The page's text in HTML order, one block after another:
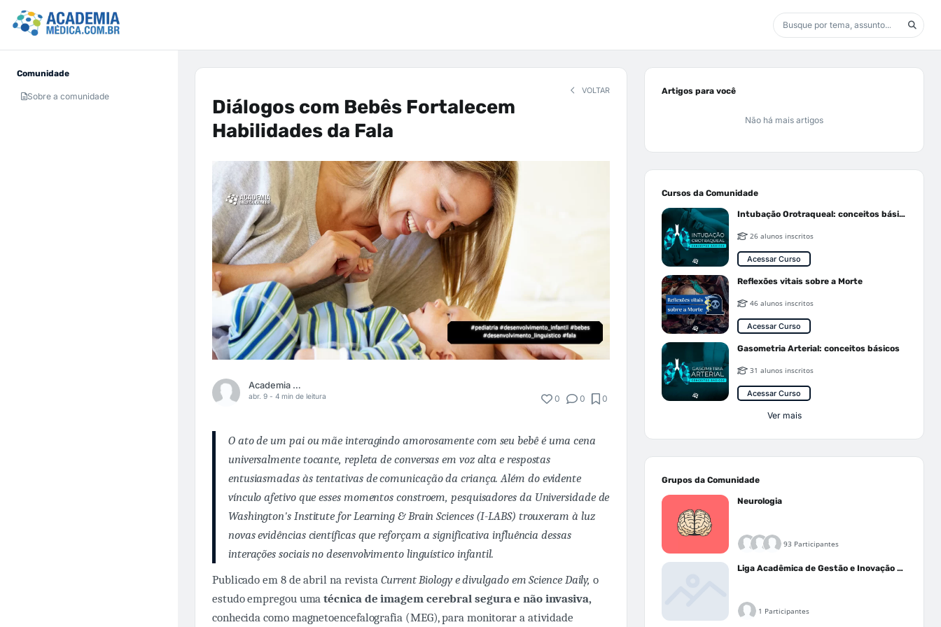
Comunidade
Sobre a comunidade
VOLTAR
Diálogos com Bebês Fortalecem
Habilidades da Fala
Academia Médica
abr. 9 - 4 min de leitura 0 0 0
O ato de um pai ou mãe interagindo amorosamente com seu bebê é uma cena
universalmente tocante, repleta de conversas em voz alta e respostas
entusiasmadas às tentativas de comunicação da criança. Além do evidente
vínculo afetivo que esses momentos constroem, pesquisadores da Universidade de
Washington's Institute for Learning & Brain Sciences (I-LABS) trouxeram à luz
novas evidências científicas que reforçam a significativa influência dessas
interações sociais no desenvolvimento linguístico infantil.
Publicado em 8 de abril na revistaCurrent Biology e divulgado em Science Daily,o
estudo empregou umatécnica de imagem cerebral segura e não invasiva,
conhecida como magnetoencefalografia (MEG), para monitorar a atividade
Artigos para você
Não há mais artigos
Cursos da Comunidade
Intubação Orotraqueal: conceitos básicos
26 alunos inscritos
Acessar Curso
Reflexões vitais sobre a Morte
46 alunos inscritos
Acessar Curso
Gasometria Arterial: conceitos básicos
31 alunos inscritos
Acessar Curso
Ver mais
Grupos da Comunidade
Neurologia
93 Participantes
Liga Acadêmica de Gestão e Inovação Médica - LAGIM
1 Participantes